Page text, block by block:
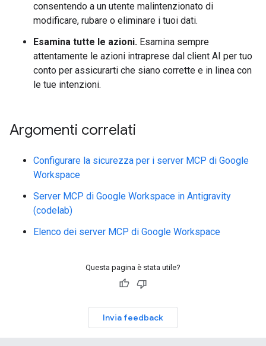
consentendo a un utente malintenzionato di
modificare, rubare o eliminare i tuoi dati.
Esamina tutte le azioni. Esamina sempre
attentamente le azioni intraprese dal client AI per tuo
conto per assicurarti che siano corrette e in linea con
le tue intenzioni.
Argomenti correlati
Configurare la sicurezza per i server MCP di Google
Workspace
Server MCP di Google Workspace in Antigravity
(codelab)
Elenco dei server MCP di Google Workspace
Questa pagina è stata utile?
Invia feedback